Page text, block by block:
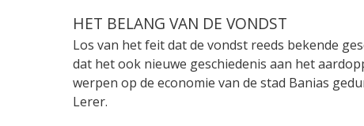
HET BELANG VAN DE VONDST
Los van het feit dat de vondst reeds bekende
dat het ook nieuwe geschiedenis aan het
werpen op de economie van de stad Banias
Lerer.